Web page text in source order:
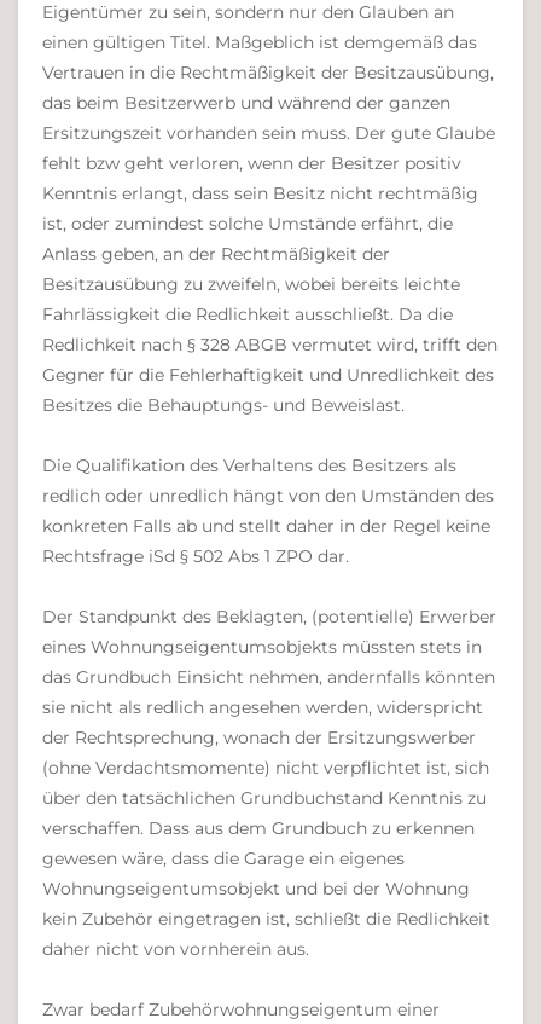
Eigentümer zu sein, sondern nur den Glauben an
einen gültigen Titel. Maßgeblich ist demgemäß das
Vertrauen in die Rechtmäßigkeit der Besitzausübung,
das beim Besitzerwerb und während der ganzen
Ersitzungszeit vorhanden sein muss. Der gute Glaube
fehlt bzw geht verloren, wenn der Besitzer positiv
Kenntnis erlangt, dass sein Besitz nicht rechtmäßig
ist, oder zumindest solche Umstände erfährt, die
Anlass geben, an der Rechtmäßigkeit der
Besitzausübung zu zweifeln, wobei bereits leichte
Fahrlässigkeit die Redlichkeit ausschließt. Da die
Redlichkeit nach § 328 ABGB vermutet wird, trifft den
Gegner für die Fehlerhaftigkeit und Unredlichkeit des
Besitzes die Behauptungs- und Beweislast.
Die Qualifikation des Verhaltens des Besitzers als
redlich oder unredlich hängt von den Umständen des
konkreten Falls ab und stellt daher in der Regel keine
Rechtsfrage iSd § 502 Abs 1 ZPO dar.
Der Standpunkt des Beklagten, (potentielle) Erwerber
eines Wohnungseigentumsobjekts müssten stets in
das Grundbuch Einsicht nehmen, andernfalls könnten
sie nicht als redlich angesehen werden, widerspricht
der Rechtsprechung, wonach der Ersitzungswerber
(ohne Verdachtsmomente) nicht verpflichtet ist, sich
über den tatsächlichen Grundbuchstand Kenntnis zu
verschaffen. Dass aus dem Grundbuch zu erkennen
gewesen wäre, dass die Garage ein eigenes
Wohnungseigentumsobjekt und bei der Wohnung
kein Zubehör eingetragen ist, schließt die Redlichkeit
daher nicht von vornherein aus.
Zwar bedarf Zubehörwohnungseigentum einer